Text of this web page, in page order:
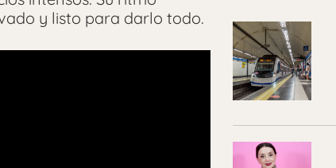
y listo para darlo todo.